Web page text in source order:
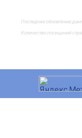
Последнее обновление
Количество посещений